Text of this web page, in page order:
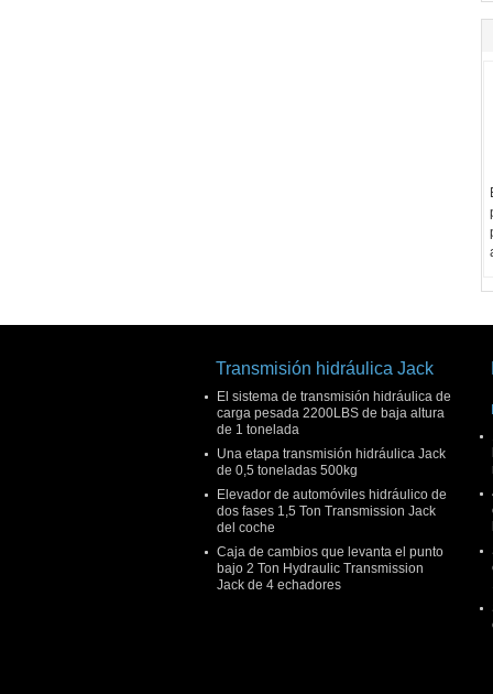
Transmisión hidráulica Jack
El sistema de transmisión hidráulica de
carga pesada 2200LBS de baja altura
de 1 tonelada
Una etapa transmisión hidráulica Jack
de 0,5 toneladas 500kg
Elevador de automóviles hidráulico de
dos fases 1,5 Ton Transmission Jack
del coche
Caja de cambios que levanta el punto
bajo 2 Ton Hydraulic Transmission
Jack de 4 echadores